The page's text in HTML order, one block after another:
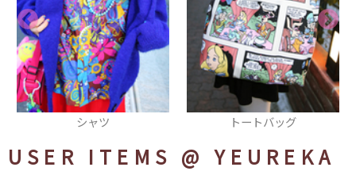
トートバッグ リュック
USER ITEMS @ YEUREKA